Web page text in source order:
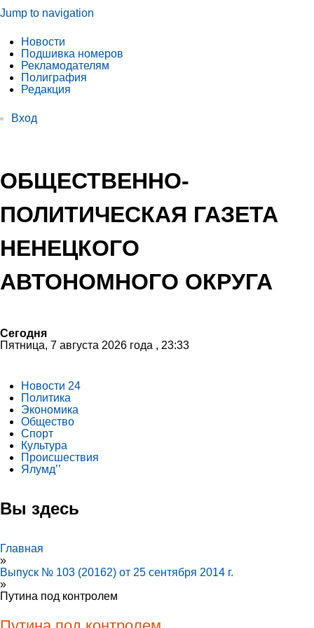
Jump to navigation
Новости
Подшивка номеров
Рекламодателям
Полиграфия
Редакция
Вход
ОБЩЕСТВЕННО-
ПОЛИТИЧЕСКАЯ ГАЗЕТА
НЕНЕЦКОГО
АВТОНОМНОГО ОКРУГА
Сегодня
Пятница, 7 августа 2026 года , 23:33
Новости 24
Политика
Экономика
Общество
Спорт
Культура
Происшествия
Ялумд’’
Вы здесь
Главная
»
Выпуск № 103 (20162) от 25 сентября 2014 г.
»
Путина под контролем